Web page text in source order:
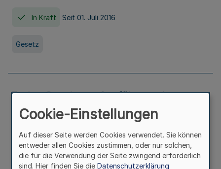
In Kraft Seit 01. Juli 2016
Gesetz
Erstes Gesetz zur Ausführung des
Kinder- und Jugendhilfegesetzes - AG -
KJHG -
In Kraft Seit 01. Januar 1991
Cookie-Einstellungen
Auf dieser Seite werden Cookies verwendet. Sie können
entweder allen Cookies zustimmen, oder nur solchen,
die für die Verwendung der Seite zwingend erforderlich
sind. Hier finden Sie die Datenschutzerklärung